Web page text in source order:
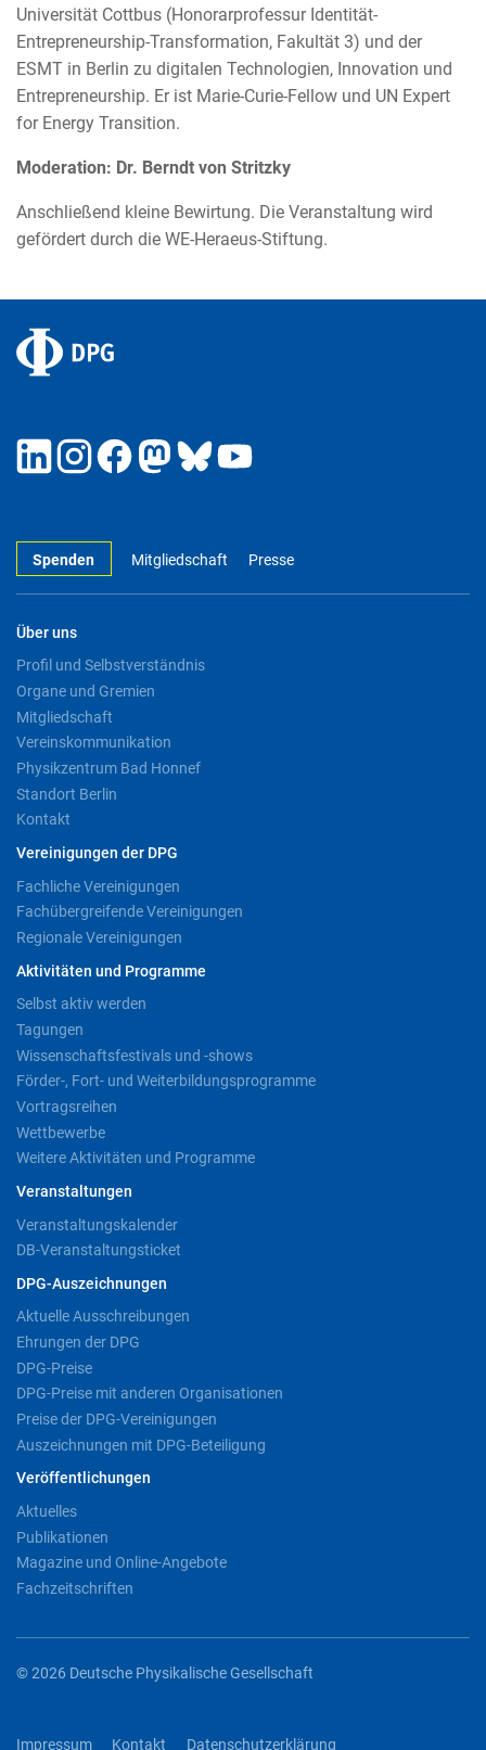
Universität Cottbus (Honorarprofessur Identität-
Entrepreneurship-Transformation, Fakultät 3) und der
ESMT in Berlin zu digitalen Technologien, Innovation und
Entrepreneurship. Er ist Marie-Curie-Fellow und UN Expert
for Energy Transition.
Moderation: Dr. Berndt von Stritzky
Anschließend kleine Bewirtung. Die Veranstaltung wird
gefördert durch die WE-Heraeus-Stiftung.
Spenden Mitgliedschaft Presse
Über uns
Profil und Selbstverständnis
Organe und Gremien
Mitgliedschaft
Vereinskommunikation
Physikzentrum Bad Honnef
Standort Berlin
Kontakt
Vereinigungen der DPG
Fachliche Vereinigungen
Fachübergreifende Vereinigungen
Regionale Vereinigungen
Aktivitäten und Programme
Selbst aktiv werden
Tagungen
Wissenschaftsfestivals und -shows
Förder-, Fort- und Weiterbildungsprogramme
Vortragsreihen
Wettbewerbe
Weitere Aktivitäten und Programme
Veranstaltungen
Veranstaltungskalender
DB-Veranstaltungsticket
DPG-Auszeichnungen
Aktuelle Ausschreibungen
Ehrungen der DPG
DPG-Preise
DPG-Preise mit anderen Organisationen
Preise der DPG-Vereinigungen
Auszeichnungen mit DPG-Beteiligung
Veröffentlichungen
Aktuelles
Publikationen
Magazine und Online-Angebote
Fachzeitschriften
© 2026 Deutsche Physikalische Gesellschaft
Impressum Kontakt Datenschutzerklärung